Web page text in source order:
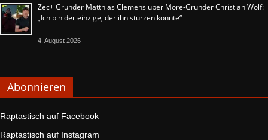
Zec+ Gründer Matthias Clemens über More-Gründer Christian Wolf:
„Ich bin der einzige, der ihn stürzen könnte“
4. August 2026
Abonnieren
Raptastisch auf Facebook
Raptastisch auf Instagram